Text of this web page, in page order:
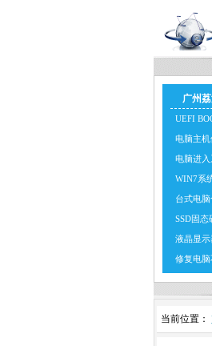
广州
UEFI
电脑主
电脑进
WIN7系
台式电脑
SSD固
液晶显
修复电
当前位置：